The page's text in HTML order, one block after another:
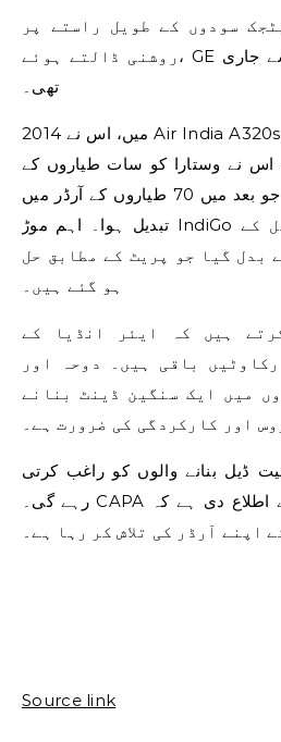
سودوں کے طویل راستے پر
روشنی ڈالتے ہوئے، GE کی فتح تقریباً 10 سال سے جاری
تھی۔
2014 میں، اس نے Air India A320s کے لیے 27 انجنوں کا ٹینڈر
اس نے وستارا کو سات طیاروں کے
انجن لینے پر راضی کر لیا جو بعد میں 70 طیاروں کے آرڈر میں
تبدیل ہوا۔ اہم موڑ IndiGo تھا، جو تکنیکی مسائل کے
بدل گیا جو پریٹ کے مطابق حل
ہو گئے ہیں۔
ہیں کہ ایئر انڈیا کے
باقی ہیں۔ دوحہ اور
میں ایک سنگین ڈینٹ بنانے
اور کارکردگی کی ضرورت ہے۔
ڈیل بنانے والوں کو راغب کرتی
رہے گی۔ CAPA انڈیا نے اطلاع دی ہے کہ IndiGo 500 جیٹ
اپنے آرڈر کی تلاش کر رہا ہے۔
Source link